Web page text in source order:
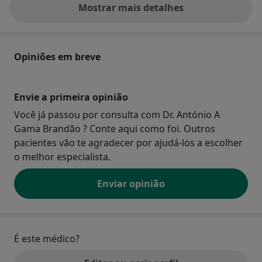
Mostrar mais detalhes
sobre o endereço
Opiniões em breve
Envie a primeira opinião
Você já passou por consulta com Dr. António A
Gama Brandão ? Conte aqui como foi. Outros
pacientes vão te agradecer por ajudá-los a escolher
o melhor especialista.
Enviar opinião
É este médico?